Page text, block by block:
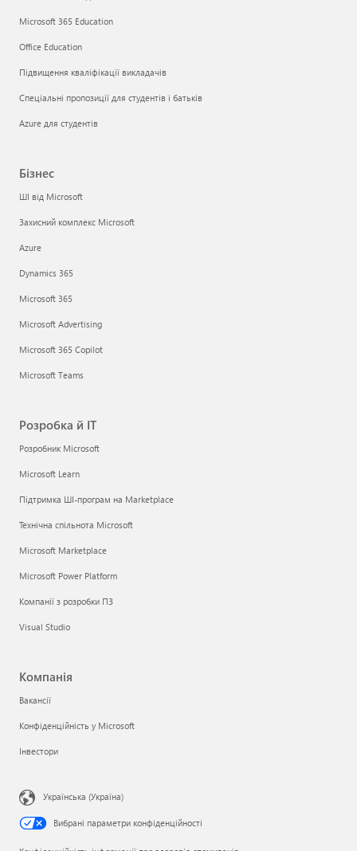
Microsoft 365 Education
Office Education
Підвищення кваліфікації викладачів
Спеціальні пропозиції для студентів і батьків
Azure для студентів
Бізнес
ШІ від Microsoft
Захисний комплекс Microsoft
Azure
Dynamics 365
Microsoft 365
Microsoft Advertising
Microsoft 365 Copilot
Microsoft Teams
Розробка й ІТ
Розробник Microsoft
Microsoft Learn
Підтримка ШІ-програм на Marketplace
Технічна спільнота Microsoft
Microsoft Marketplace
Microsoft Power Platform
Компанії з розробки ПЗ
Visual Studio
Компанія
Вакансії
Конфіденційність у Microsoft
Інвестори
Українська (Україна)
Вибрані параметри конфіденційності